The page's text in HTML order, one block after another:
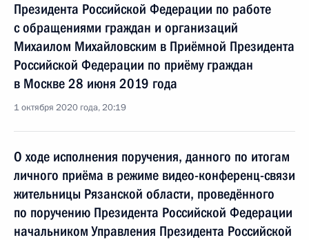
Президента Российской Федерации по работе
с обращениями граждан и организаций
Михаилом Михайловским в Приёмной Президента
Российской Федерации по приёму граждан
в Москве 28 июня 2019 года
1 октября 2020 года, 20:19
О ходе исполнения поручения, данного по итогам
личного приёма в режиме видео-конференц-связи
жительницы Рязанской области, проведённого
по поручению Президента Российской Федерации
начальником Управления Президента Российской